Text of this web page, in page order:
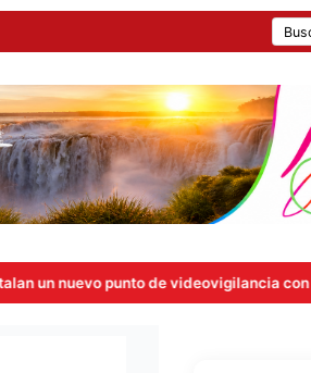
de videovigilancia con botón de alerta